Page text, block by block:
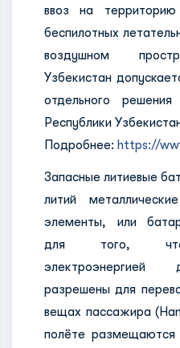
ввоз на
беспилотных
воздушном
Узбекистан
отдельного
Республики
Подробнее: https://
Запасные литиевые
литий
элементы, или
для того,
электроэнергией
разрешены для
вещах пассажира
полёте